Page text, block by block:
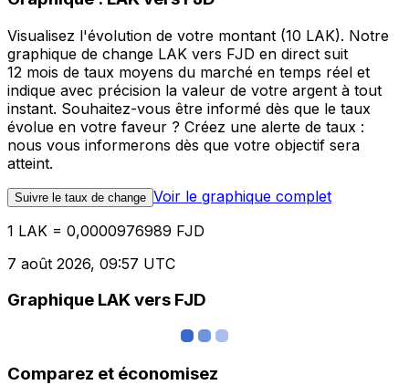
Visualisez l'évolution de votre montant (10 LAK). Notre
graphique de change LAK vers FJD en direct suit
12 mois de taux moyens du marché en temps réel et
indique avec précision la valeur de votre argent à tout
instant. Souhaitez-vous être informé dès que le taux
évolue en votre faveur ? Créez une alerte de taux :
nous vous informerons dès que votre objectif sera
atteint.
Suivre le taux de change Voir le graphique complet
1 LAK = 0,0000976989 FJD
7 août 2026, 09:57 UTC
Graphique LAK vers FJD
Comparez et économisez